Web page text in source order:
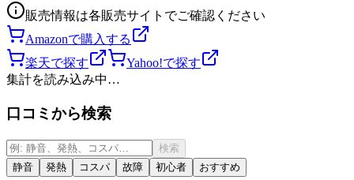
販売情報は各販売サイトでご確認ください
Amazonで購入する
楽天で探す
Yahoo!で探す
集計を読み込み中…
口コミから検索
検索
静音
発熱 コスパ 故障 初心者 おすすめ